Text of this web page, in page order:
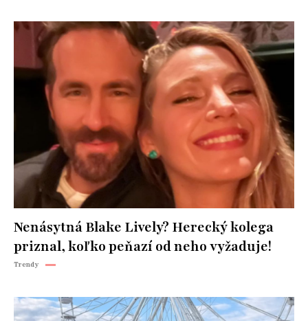
Nenásytná Blake Lively? Herecký kolega
priznal, koľko peňazí od neho vyžaduje!
Trendy